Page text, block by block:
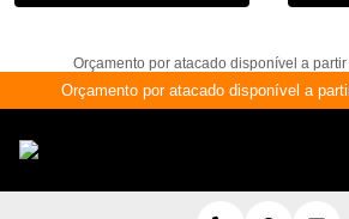
Orçamento por atacado disponível a
Orçamento por atacado disponível a